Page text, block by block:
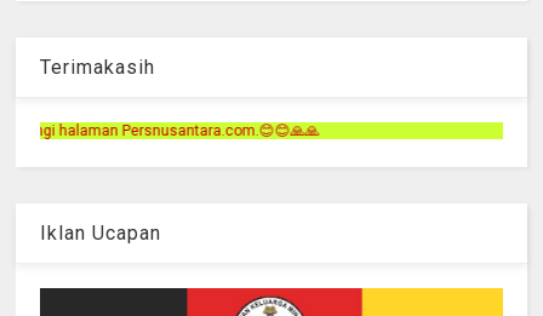
Terimakasih
Iklan Ucapan